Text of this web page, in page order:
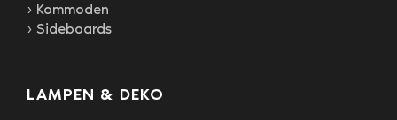
› Kommoden
› Sideboards
LAMPEN & DEKO